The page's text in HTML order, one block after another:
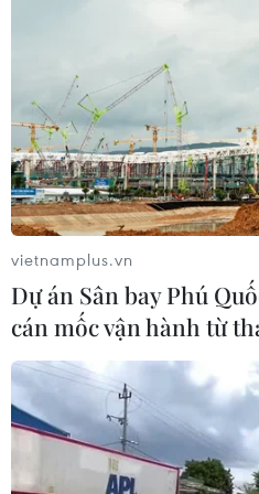
Các phương
được ra, vào tỉnh
07/02/2021 03:49
Từ 12 giờ ngày 6/2, các
và ôtô cá nhân sẽ được
vietnamplus.vn
Dự án Sân bay Phú
cán mốc vận hành từ